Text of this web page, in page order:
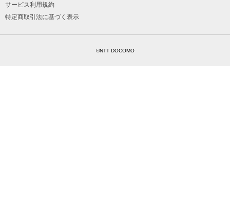
サービス利用規約
特定商取引法に基づく表示
©NTT DOCOMO